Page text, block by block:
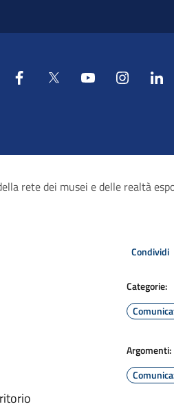
rete dei musei e delle realtà
Condividi
Categorie:
Argomenti: